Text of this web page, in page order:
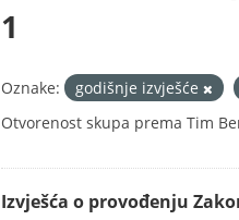
1
Oznake: godišnje izvješće
Otvorenost skupa prema Tim
Izvješća o provođenju